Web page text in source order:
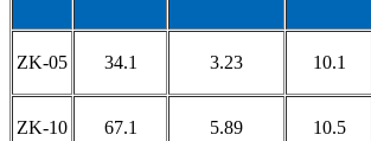
ZK-05 34.1 3.23 10.1
ZK-10 67.1 5.89 10.5